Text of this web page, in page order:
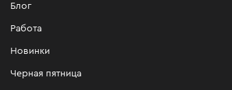
Блог
Работа
Новинки
Черная пятница